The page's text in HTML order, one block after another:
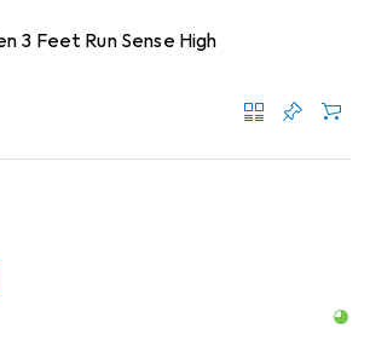
3 Feet Run Sense High